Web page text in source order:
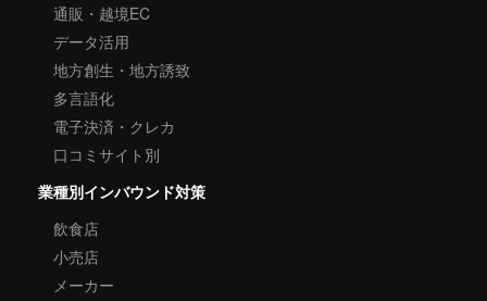
通販・越境EC
データ活用
地方創生・地方誘致
多言語化
電子決済・クレカ
口コミサイト別
業種別インバウンド対策
飲食店
小売店
メーカー